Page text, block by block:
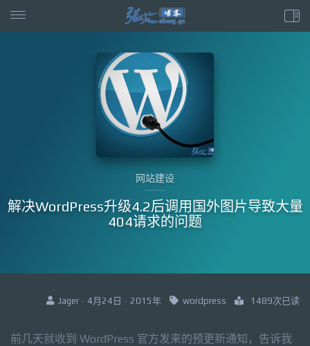
网站建设
解决WordPress升级4.2后调用国外图片导致大量
404请求的问题
Jager · 4月24日 · 2015年 wordpress 1489次已读
前几天就收到 WordPress 官方发来的预更新通知，告诉我